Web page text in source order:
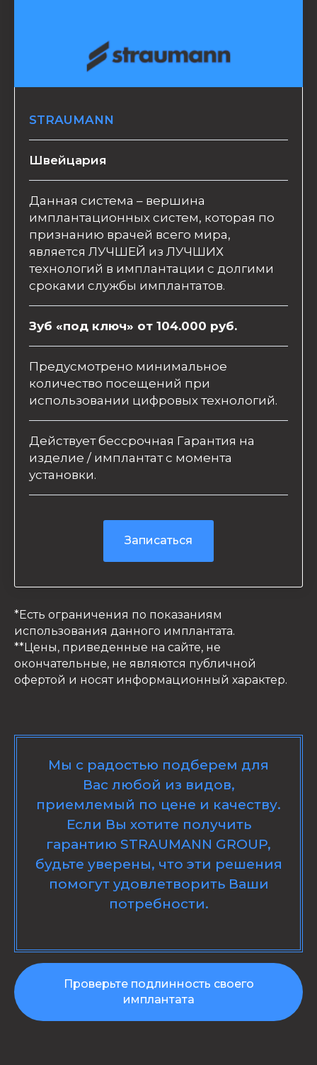
STRAUMANN
Швейцария
Данная система – вершина
имплантационных систем, которая по
признанию врачей всего мира,
является ЛУЧШЕЙ из ЛУЧШИХ
технологий в имплантации с долгими
сроками службы имплантатов.
Зуб «под ключ» от 104.000 руб.
Предусмотрено минимальное
количество посещений при
использовании цифровых технологий.
Действует бессрочная Гарантия на
изделие / имплантат с момента
установки.
Записаться
*Есть ограничения по показаниям
использования данного имплантата.
**Цены, приведенные на сайте, не
окончательные, не являются публичной
офертой и носят информационный характер.
Мы с радостью подберем для
Вас любой из видов,
приемлемый по цене и качеству.
Если Вы хотите получить
гарантию STRAUMANN GROUP,
будьте уверены, что эти решения
помогут удовлетворить Ваши
потребности.
Проверьте подлинность своего
имплантата